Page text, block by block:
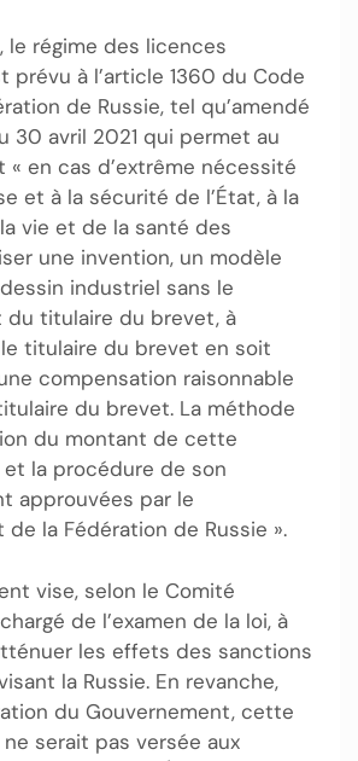
le régime des licences
prévu à l’article 1360 du Code
de Russie, tel qu’amendé
30 avril 2021 qui permet au
« en cas d’extrême nécessité
et à la sécurité de l’État, à la
vie et de la santé des
une invention, un modèle
industriel sans le
titulaire du brevet, à
titulaire du brevet en soit
compensation raisonnable
du brevet. La méthode
du montant de cette
la procédure de son
approuvées par le
la Fédération de Russie ».
vise, selon le Comité
de l’examen de la loi, à
les effets des sanctions
la Russie. En revanche,
du Gouvernement, cette
serait pas versée aux